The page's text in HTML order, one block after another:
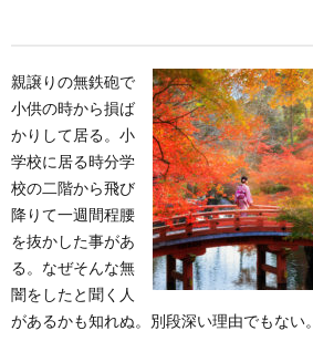
h4見出
3.1.1.1.
h5見出し
4.
ボッ
スタ
イル
5.
マー
カー
親譲りの無鉄砲で
小供の時から損ば
かりして居る。小
学校に居る時分学
校の二階から飛び
降りて一週間程腰
を抜かした事があ
る。なぜそんな無
闇をしたと聞く人
があるかも知れぬ。別段深い理由でもない。